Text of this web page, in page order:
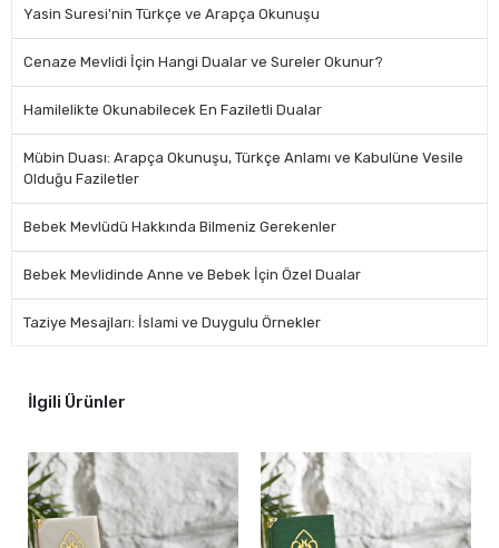
Yasin Suresi'nin Türkçe ve Arapça Okunuşu
Cenaze Mevlidi İçin Hangi Dualar ve Sureler Okunur?
Hamilelikte Okunabilecek En Faziletli Dualar
Mübin Duası: Arapça Okunuşu, Türkçe Anlamı ve Kabulüne Vesile
Olduğu Faziletler
Bebek Mevlüdü Hakkında Bilmeniz Gerekenler
Bebek Mevlidinde Anne ve Bebek İçin Özel Dualar
Taziye Mesajları: İslami ve Duygulu Örnekler
İlgili Ürünler